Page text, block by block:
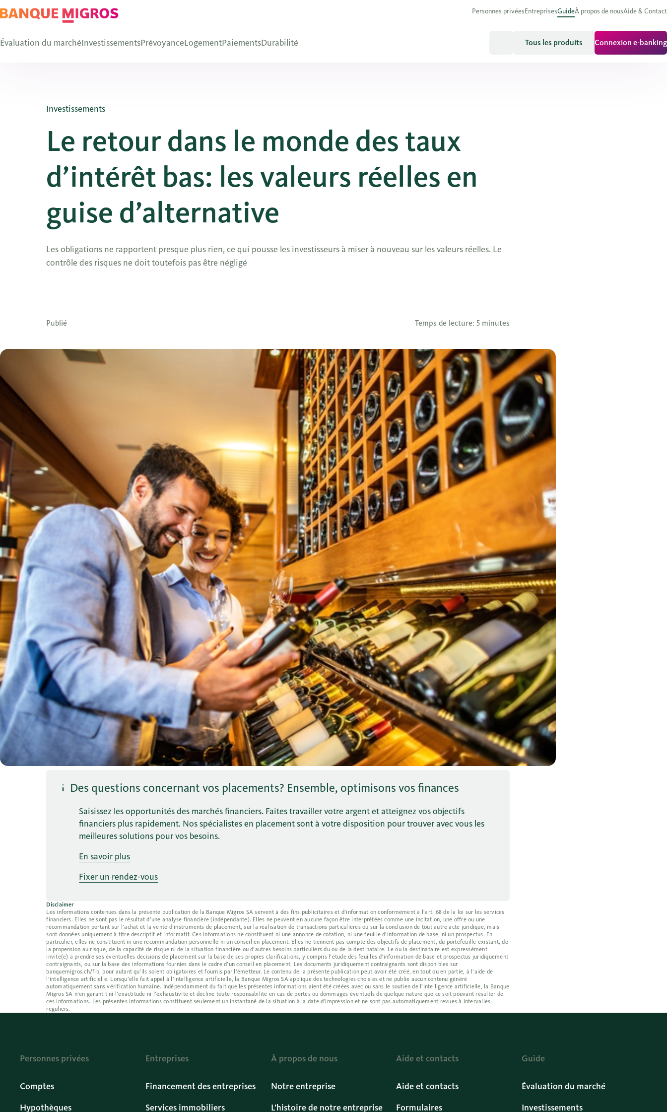
Personnes privéesEntreprisesGuideÀ propos de nousAide & Contact
Évaluation du marchéInvestissementsPrévoyanceLogementPaiementsDurabilité Tous les produits Connexion e-banking
Investissements
Le retour dans le monde des taux
d’intérêt bas: les valeurs réelles en
guise d’alternative
Les obligations ne rapportent presque plus rien, ce qui pousse les investisseurs à miser à nouveau sur les valeurs réelles. Le
contrôle des risques ne doit toutefois pas être négligé
Publié Temps de lecture: 5 minutes
Des questions concernant vos placements? Ensemble, optimisons vos finances
Saisissez les opportunités des marchés financiers. Faites travailler votre argent et atteignez vos objectifs
financiers plus rapidement. Nos spécialistes en placement sont à votre disposition pour trouver avec vous les
meilleures solutions pour vos besoins.
En savoir plus
Fixer un rendez-vous
Disclaimer
Les informations contenues dans la présente publication de la Banque Migros SA servent à des fins publicitaires et d’information conformément à l’art. 68 de la loi sur les services
financiers. Elles ne sont pas le résultat d’une analyse financière (indépendante). Elles ne peuvent en aucune façon être interprétées comme une incitation, une offre ou une
recommandation portant sur l’achat et la vente d’instruments de placement, sur la réalisation de transactions particulières ou sur la conclusion de tout autre acte juridique, mais
sont données uniquement à titre descriptif et informatif. Ces informations ne constituent ni une annonce de cotation, ni une feuille d’information de base, ni un prospectus. En
particulier, elles ne constituent ni une recommandation personnelle ni un conseil en placement. Elles ne tiennent pas compte des objectifs de placement, du portefeuille existant, de
la propension au risque, de la capacité de risque ni de la situation financière ou d’autres besoins particuliers du ou de la destinataire. Le ou la destinataire est expressément
invité(e) à prendre ses éventuelles décisions de placement sur la base de ses propres clarifications, y compris l’étude des feuilles d’information de base et prospectus juridiquement
contraignants, ou sur la base des informations fournies dans le cadre d’un conseil en placement. Les documents juridiquement contraignants sont disponibles sur
banquemigros.ch/fib, pour autant qu’ils soient obligatoires et fournis par l’émetteur. Le contenu de la présente publication peut avoir été créé, en tout ou en partie, à l’aide de
l’intelligence artificielle. Lorsqu’elle fait appel à l’intelligence artificielle, la Banque Migros SA applique des technologies choisies et ne publie aucun contenu généré
automatiquement sans vérification humaine. Indépendamment du fait que les présentes informations aient été créées avec ou sans le soutien de l’intelligence artificielle, la Banque
Migros SA n’en garantit ni l’exactitude ni l’exhaustivité et décline toute responsabilité en cas de pertes ou dommages éventuels de quelque nature que ce soit pouvant résulter de
ces informations. Les présentes informations constituent seulement un instantané de la situation à la date d’impression et ne sont pas automatiquement revues à intervalles
réguliers.
Personnes privées
Comptes
Hypothèques
Entreprises
Financement des entreprises
Services immobiliers
À propos de nous
Notre entreprise
L’histoire de notre entreprise
Aide et contacts
Aide et contacts
Formulaires
Guide
Évaluation du marché
Investissements